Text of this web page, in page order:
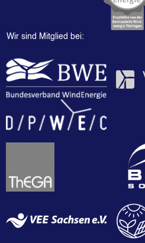
Wir sind Mitglied bei: